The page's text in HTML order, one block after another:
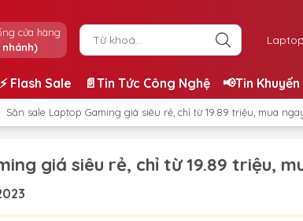
cửa hàng
nhánh)
⚡️ Flash Sale 📄Tin Tức Công Nghệ 📢Tin Khuyến
Săn sale Laptop Gaming giá siêu rẻ, chỉ từ 19.89 triệu, mua
giá siêu rẻ, chỉ từ 19.89 triệu,